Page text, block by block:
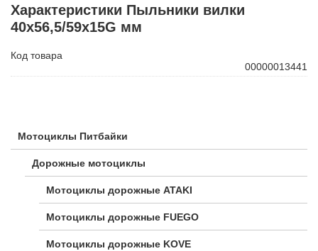
Мотоциклы Питбайки
Дорожные мотоциклы
Мотоциклы дорожные ATAKI
Мотоциклы дорожные FUEGO
Мотоциклы дорожные KOVE
Характеристики Пыльники вилки
40x56,5/59x15G мм
Код товара
00000013441